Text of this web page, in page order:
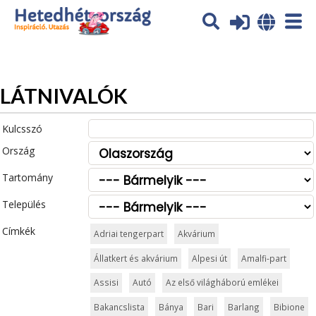
Az oldal sütiket (cookies) használ. További tájékoztatás itt:
Adatvédelmi tájékoztató
LÁTNIVALÓK
Kulcsszó
Ország
Tartomány
Település
Címkék
Adriai tengerpart Akvárium
Állatkert és akvárium Alpesi út Amalfi-part
Assisi Autó Az első világháború emlékei
Bakancslista Bánya Bari Barlang Bibione